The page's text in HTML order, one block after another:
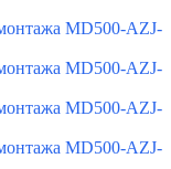
MD500-AZJ-
MD500-AZJ-
MD500-AZJ-
MD500-AZJ-